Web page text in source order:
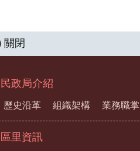
關閉
民政局介紹
歷史沿革 組織架構 業務職掌
區里資訊